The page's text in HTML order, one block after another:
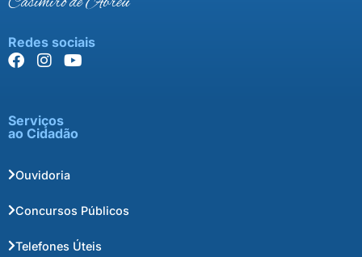
Redes sociais
Serviços
ao Cidadão
Ouvidoria
Concursos Públicos
Telefones Úteis